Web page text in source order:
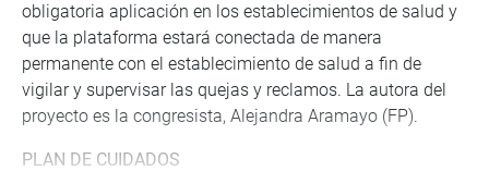
obligatoria aplicación en los establecimientos de salud y
que la plataforma estará conectada de manera
permanente con el establecimiento de salud a fin de
vigilar y supervisar las quejas y reclamos. La autora del
proyecto es la congresista, Alejandra Aramayo (FP).
PLAN DE CUIDADOS